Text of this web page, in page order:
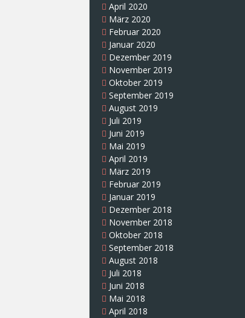
April 2020
März 2020
Februar 2020
Januar 2020
Dezember 2019
November 2019
Oktober 2019
September 2019
August 2019
Juli 2019
Juni 2019
Mai 2019
April 2019
März 2019
Februar 2019
Januar 2019
Dezember 2018
November 2018
Oktober 2018
September 2018
August 2018
Juli 2018
Juni 2018
Mai 2018
April 2018